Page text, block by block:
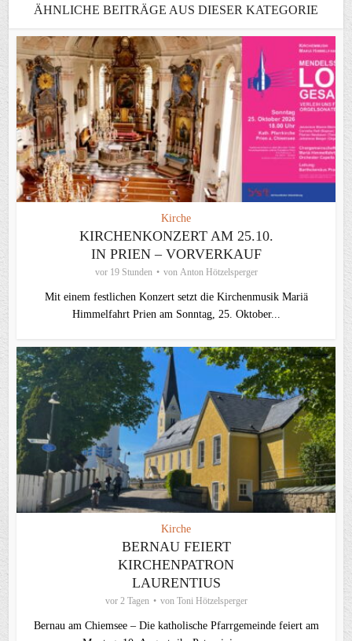
ÄHNLICHE BEITRÄGE AUS DIESER KATEGORIE
Kirche
KIRCHENKONZERT AM 25.10.
IN PRIEN – VORVERKAUF
vor 19 Stunden von Anton Hötzelsperger
Mit einem festlichen Konzert setzt die Kirchenmusik Mariä
Himmelfahrt Prien am Sonntag, 25. Oktober...
Kirche
BERNAU FEIERT
KIRCHENPATRON
LAURENTIUS
vor 2 Tagen von Toni Hötzelsperger
Bernau am Chiemsee – Die katholische Pfarrgemeinde feiert am